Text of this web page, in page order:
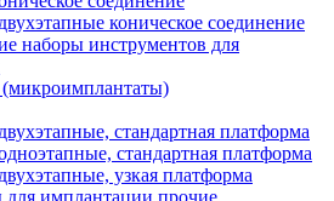
коническое соединение
наборы инструментов для
стандартная платформа
стандартная платформа
узкая платформа
имплантации прочие